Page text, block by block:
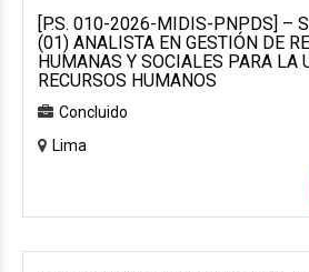
[P.S. 010-2026-MIDIS-PNPDS] –
(01) ANALISTA EN GESTIÓN DE
HUMANAS Y SOCIALES PARA LA
RECURSOS HUMANOS
Concluido
Lima